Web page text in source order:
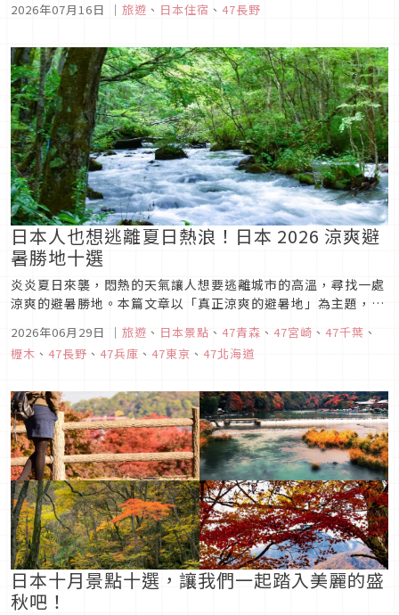
ェーラ）」收進清單。
2026年07月16日 ｜ 旅遊 、 日本住宿 、 47長野
日本人也想逃離夏日熱浪！日本 2026 涼爽避
暑勝地十選
炎炎夏日來襲，悶熱的天氣讓人想要逃離城市的高溫，尋找一處
涼爽的避暑勝地。本篇文章以「真正涼爽的避暑地」為主題，介
紹夏季推薦的涼爽觀光地！無論是山林中的涼爽空氣、高原的清
新氣息、或是充滿神話氛圍的峽谷，都能夠享受一個舒適宜人的
夏日假期。這次為大家精選了日本十大避暑勝地，讓我們一起踏
2026年06月29日 ｜ 旅遊 、 日本景點 、 47青森 、 47宮崎 、 47千葉 、
櫪木 、 47長野 、 47兵庫 、 47東京 、 47北海道
日本十月景點十選，讓我們一起踏入美麗的盛
秋吧！